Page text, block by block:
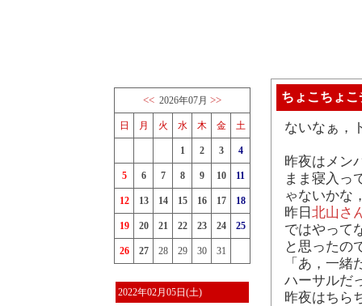
<< 2026年07月 >>
日 月 火 水 木 金 土
1 2 3 4
5 6 7 8 9 10 11
12 13 14 15 16 17 18
19 20 21 22 23 24 25
26 27 28 29 30 31
2022年02月05日(土)
ちょこちょ
ないなぁ，
昨夜はメン
まま寝入っ
ゃないかな
昨日 北山さ
ではやって
と思ったの
「あ，一
ハーサルだ
昨夜はちら